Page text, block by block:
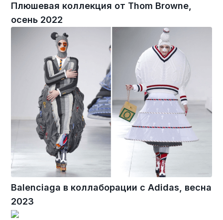
Плюшевая коллекция от Thom Browne,
осень 2022
Balenciaga в коллаборации с Adidas, весна
2023